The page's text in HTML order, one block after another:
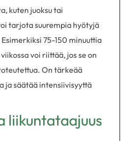
kuten juoksu tai
tarjota suurempia hyötyjä
75-150 minuuttia
voi riittää, jos se on
On tärkeää
ja säätää intensiivisyyttä
liikuntataajuus